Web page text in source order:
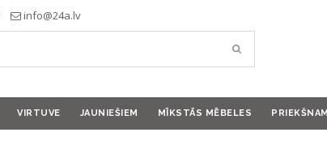
info@24a.lv
VIRTUVE JAUNIEŠIEM MĪKSTĀS MĒBELES